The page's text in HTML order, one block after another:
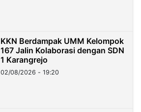
KKN Berdampak UMM Kelompok
167 Jalin Kolaborasi dengan SDN
1 Karangrejo
02/08/2026 - 19:20